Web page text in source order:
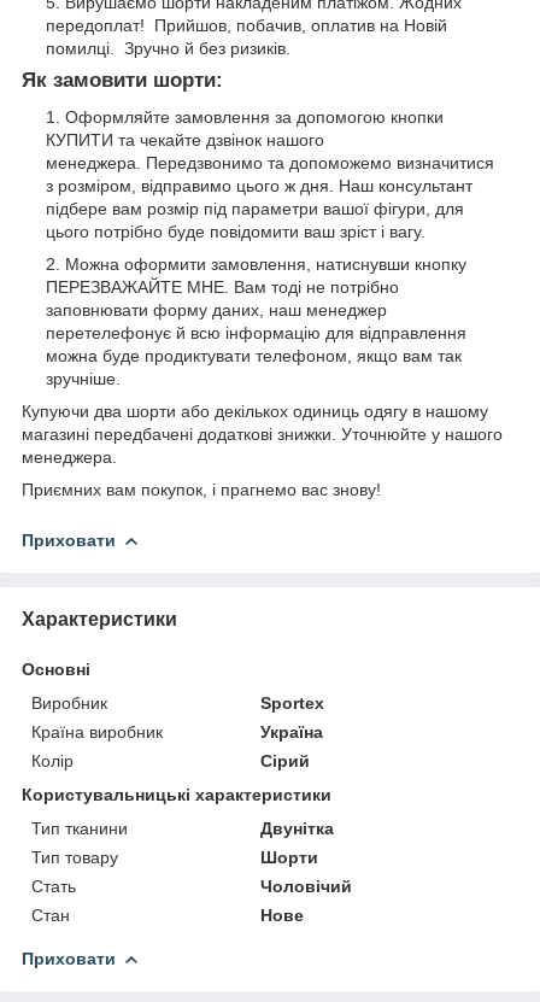
передоплат! Прийшов, побачив, оплатив на Новій
помилці. Зручно й без ризиків.
Як замовити шорти:
Оформляйте замовлення за допомогою кнопки
КУПИТИ та чекайте дзвінок нашого
менеджера. Передзвонимо та допоможемо визначитися
з розміром, відправимо цього ж дня. Наш консультант
підбере вам розмір під параметри вашої фігури, для
цього потрібно буде повідомити ваш зріст і вагу.
Можна оформити замовлення, натиснувши кнопку
ПЕРЕЗВАЖАЙТЕ МНЕ. Вам тоді не потрібно
заповнювати форму даних, наш менеджер
перетелефонує й всю інформацію для відправлення
можна буде продиктувати телефоном, якщо вам так
зручніше.
Купуючи два шорти або декількох одиниць одягу в нашому
магазині передбачені додаткові знижки. Уточнюйте у нашого
менеджера.
Приємних вам покупок, і прагнемо вас знову!
Приховати
Характеристики
Основні
Виробник
Sportex
Країна виробник
Україна
Колір
Сірий
Користувальницькі характеристики
Тип тканини
Двунітка
Тип товару
Шорти
Стать
Чоловічий
Стан
Нове
Приховати